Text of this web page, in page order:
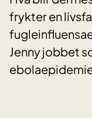
frykter en
Jenny jobbet